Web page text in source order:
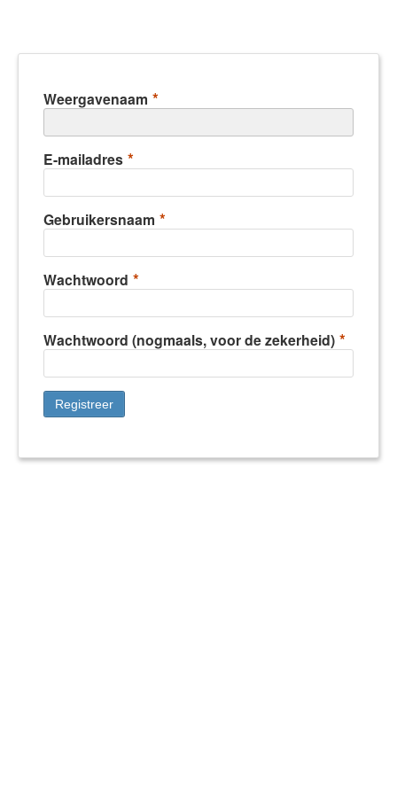
Weergavenaam *
E-mailadres *
Gebruikersnaam *
Wachtwoord *
Wachtwoord (nogmaals, voor de zekerheid) *